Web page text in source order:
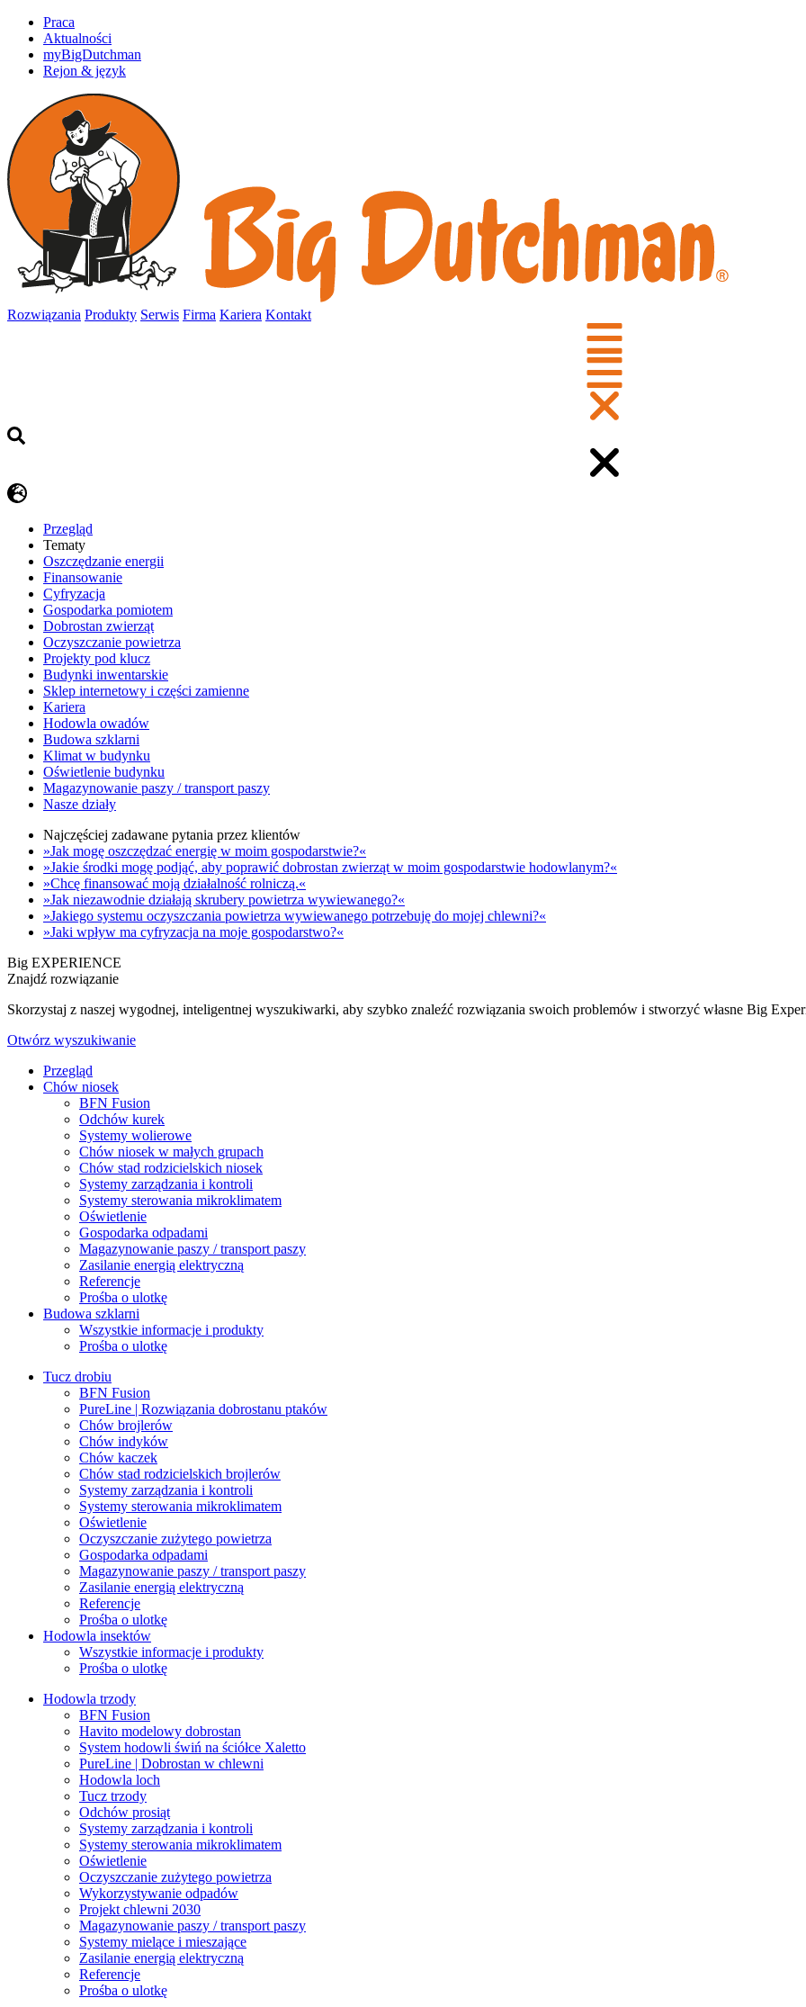
Praca
Aktualności
myBigDutchman
Rejon & język
Rozwiązania Produkty Serwis Firma Kariera Kontakt
Przegląd
Tematy
​Oszczędzanie energii
Finansowanie
Cyfryzacja
Gospodarka pomiotem
Dobrostan zwierząt
Oczyszczanie powietrza
Projekty pod klucz
Budynki inwentarskie
Sklep internetowy i części zamienne
Kariera
Hodowla owadów
Budowa szklarni
Klimat w budynku
Oświetlenie budynku
Magazynowanie paszy / transport paszy
Nasze działy
Najczęściej zadawane pytania przez klientów
»Jak mogę oszczędzać energię w moim gospodarstwie?«
»Jakie środki mogę podjąć, aby poprawić dobrostan zwierząt w moim gospodarstwie hodowlanym?«
»Chcę finansować moją działalność rolniczą.«
»Jak niezawodnie działają skrubery powietrza wywiewanego?«
»Jakiego systemu oczyszczania powietrza wywiewanego potrzebuję do mojej chlewni?«
»Jaki wpływ ma cyfryzacja na moje gospodarstwo?«
Big EXPERIENCE
Znajdź rozwiązanie
Skorzystaj z naszej wygodnej, inteligentnej wyszukiwarki, aby szybko znaleźć rozwiązania swoich problemów i stworzyć własne Big
Otwórz wyszukiwanie
Przegląd
Chów niosek
BFN Fusion
Odchów kurek
Systemy wolierowe
Chów niosek w małych grupach
Chów stad rodzicielskich niosek
Systemy zarządzania i kontroli
Systemy sterowania mikroklimatem
Oświetlenie
Gospodarka odpadami
Magazynowanie paszy / transport paszy
Zasilanie energią elektryczną
Referencje
Prośba o ulotkę
Budowa szklarni
Wszystkie informacje i produkty
Prośba o ulotkę
Tucz drobiu
BFN Fusion
PureLine | Rozwiązania dobrostanu ptaków
Chów brojlerów
Chów indyków
Chów kaczek
Chów stad rodzicielskich brojlerów
Systemy zarządzania i kontroli
Systemy sterowania mikroklimatem
Oświetlenie
Oczyszczanie zużytego powietrza
Gospodarka odpadami
Magazynowanie paszy / transport paszy
Zasilanie energią elektryczną
Referencje
Prośba o ulotkę
Hodowla insektów
Wszystkie informacje i produkty
Prośba o ulotkę
Hodowla trzody
BFN Fusion
Havito modelowy dobrostan
System hodowli świń na ściółce Xaletto
PureLine | Dobrostan w chlewni
Hodowla loch
Tucz trzody
Odchów prosiąt
Systemy zarządzania i kontroli
Systemy sterowania mikroklimatem
Oświetlenie
Oczyszczanie zużytego powietrza
Wykorzystywanie odpadów
Projekt chlewni 2030
Magazynowanie paszy / transport paszy
Systemy mielące i mieszające
Zasilanie energią elektryczną
Referencje
Prośba o ulotkę